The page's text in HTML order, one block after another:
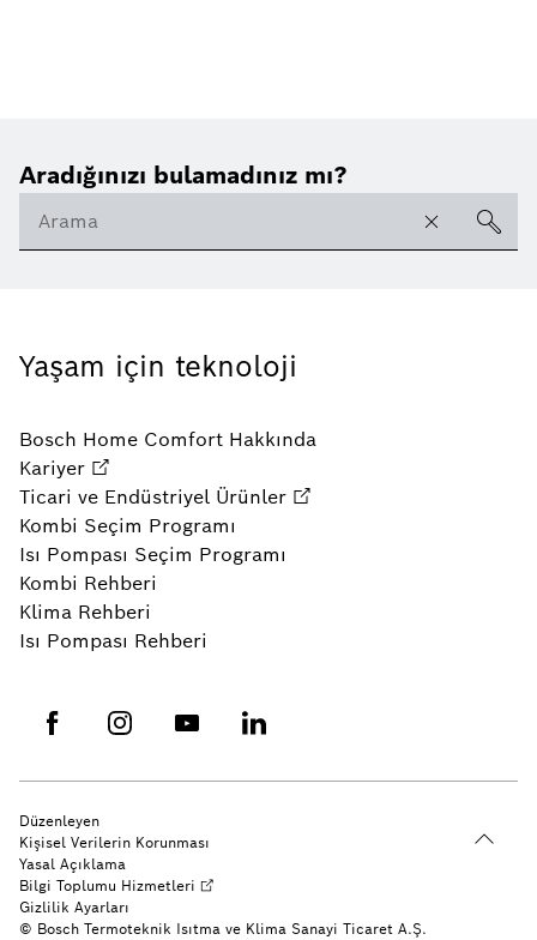
Aradığınızı bulamadınız mı?
Yaşam için teknoloji
Bosch Home Comfort Hakkında
Kariyer
Ticari ve Endüstriyel Ürünler
Kombi Seçim Programı
Isı Pompası Seçim Programı
Kombi Rehberi
Klima Rehberi
Isı Pompası Rehberi
© Bosch Termoteknik Isıtma ve Klima Sanayi Ticaret A.Ş.
Düzenleyen
Kişisel Verilerin Korunması
Yasal Açıklama
Bilgi Toplumu Hizmetleri
Gizlilik Ayarları